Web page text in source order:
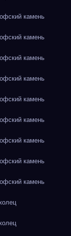
камень
камень
камень
камень
камень
камень
камень
камень
камень